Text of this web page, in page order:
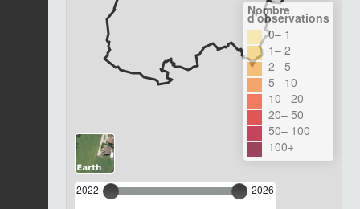
2022 2026
Nombre
d'observations
0– 1
1– 2
2– 5
5– 10
10– 20
20– 50
50– 100
100+